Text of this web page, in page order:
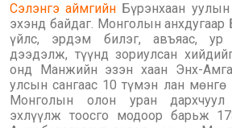
Сэлэнгэ аймгийн Бүрэнхаан
эхэнд байдаг. Монголын анхдугаар
үйлс, эрдэм билэг, авъяас, ур
дээдэлж, түүнд зориулсан
онд Манжийн эзэн хаан Энх-
улсын сангаас 10 түмэн лан мөнгө
Монголын олон уран
эхлүүлж тоосго модоор барьж